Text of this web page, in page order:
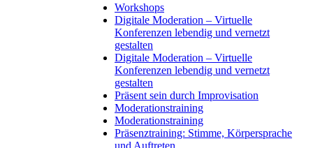
Workshops
Digitale Moderation – Virtuelle
Konferenzen lebendig und vernetzt
gestalten
Digitale Moderation – Virtuelle
Konferenzen lebendig und vernetzt
gestalten
Präsent sein durch Improvisation
Moderationstraining
Moderationstraining
Präsenztraining: Stimme, Körpersprache
und Auftreten